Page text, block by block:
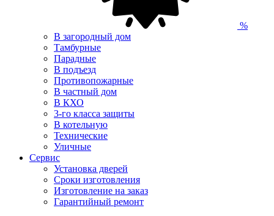
%
В загородный дом
Тамбурные
Парадные
В подъезд
Противопожарные
В частный дом
В КХО
3-го класса защиты
В котельную
Технические
Уличные
Сервис
Установка дверей
Сроки изготовления
Изготовление на заказ
Гарантийный ремонт